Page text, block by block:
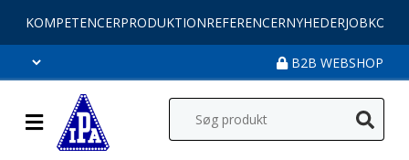
KOMPETENCERPRODUKTIONREFERENCERNYHEDERJOB
B2B WEBSHOP